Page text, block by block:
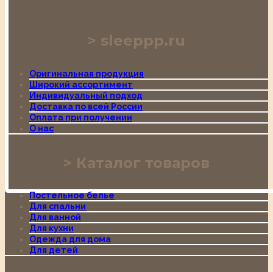
sleeppp.ru
Оригинальная продукция
Широкий ассортимент
Индивидуальный подход
Доставка по всей России
Оплата при получении
О нас
Каталог товаров
Постельное белье
Для спальни
Для ванной
Для кухни
Одежда для дома
Для детей